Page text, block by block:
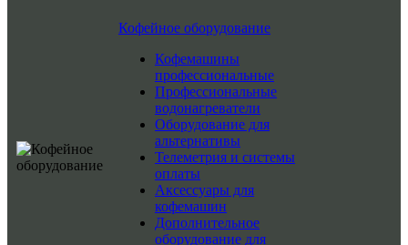
Кофейное оборудование
Кофемашины
профессиональные
Профессиональные
водонагреватели
Оборудование для
альтернативы
Телеметрия и системы
оплаты
Аксессуары для
кофемашин
Дополнительное
оборудование для